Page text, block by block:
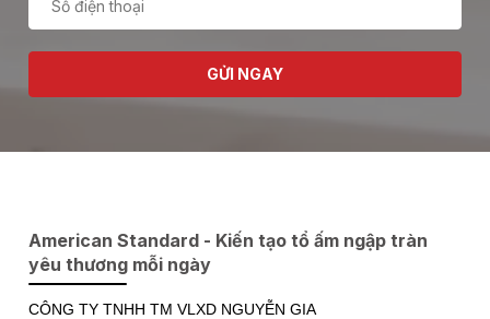
GỬI NGAY
American Standard - Kiến tạo tổ ấm ngập tràn
yêu thương mỗi ngày
CÔNG TY TNHH TM VLXD NGUYỄN GIA